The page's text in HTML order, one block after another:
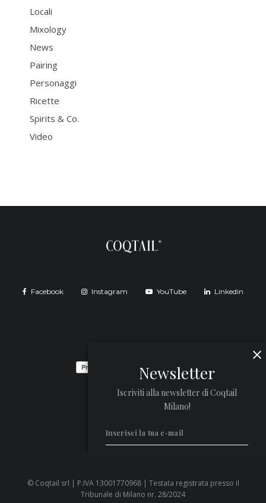
Locali
Mixology
News
Pairing
Personaggi
Ricette
Spirits & Co.
Video
Facebook Instagram YouTube Linkedin
Newsletter
Iscriviti alla newsletter di Coqtail
Milano!
Privacy Policy
© Coqtail srl | P.IVA 13001770968 | Testata registrata presso il
Tribunale di Milano nr. 28/2024